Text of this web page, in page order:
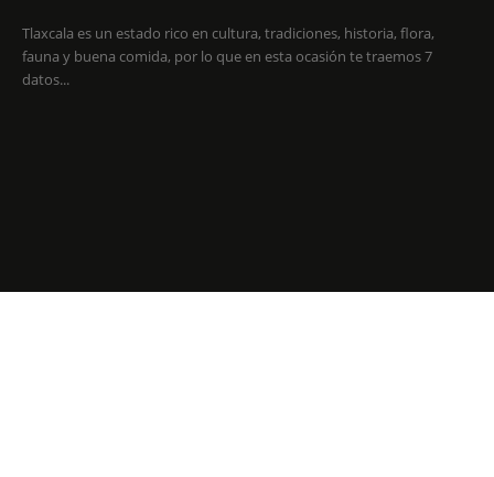
Tlaxcala es un estado rico en cultura, tradiciones, historia, flora,
fauna y buena comida, por lo que en esta ocasión te traemos 7
datos...